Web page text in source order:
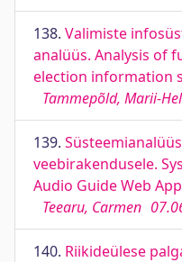
138. Valimiste
analüüs. Analysis of
election information
Tammepõld, Marii-
139.
veebirakendusele.
Audio Guide Web
Teearu, Carmen
140. Riikideülese